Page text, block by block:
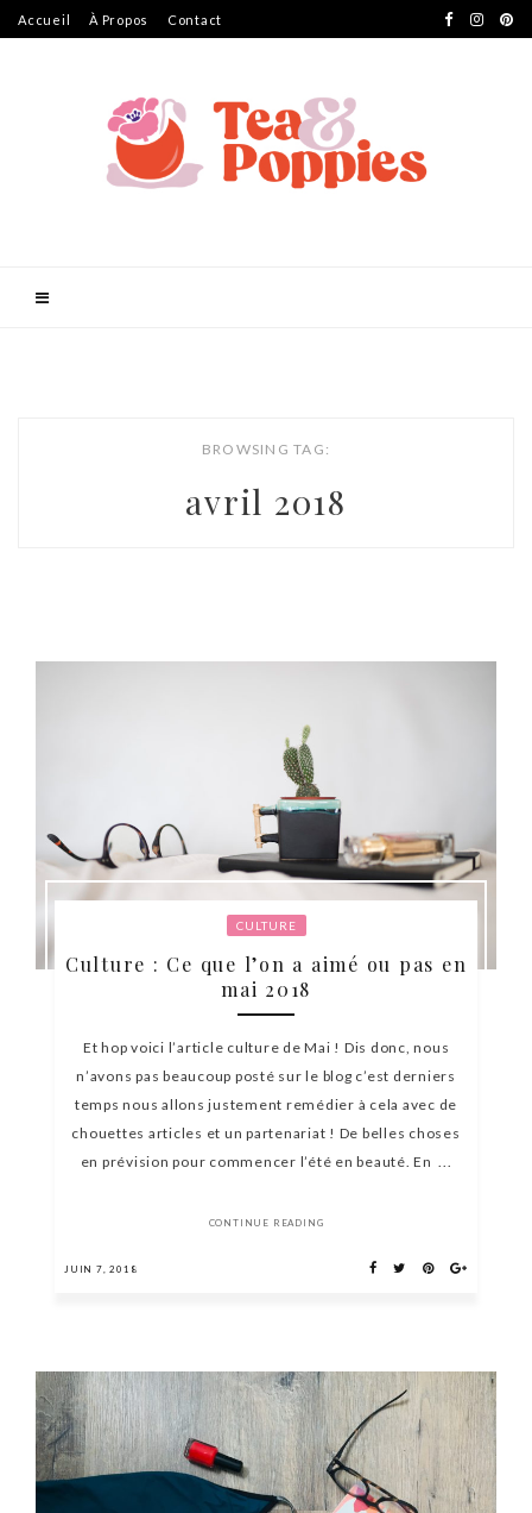
Accueil À Propos Contact
BROWSING TAG:
avril 2018
CULTURE
Culture : Ce que l’on a aimé ou pas en
mai 2018
Et hop voici l’article culture de Mai ! Dis donc, nous
n’avons pas beaucoup posté sur le blog c’est derniers
temps nous allons justement remédier à cela avec de
chouettes articles et un partenariat ! De belles choses
en prévision pour commencer l’été en beauté. En ...
CONTINUE READING
JUIN 7, 2018